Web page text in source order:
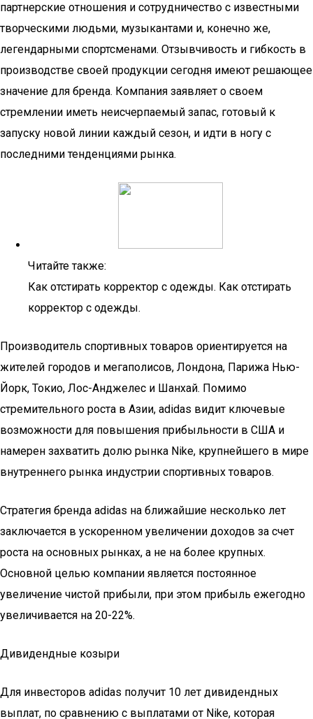
партнерские отношения и сотрудничество с известными
творческими людьми, музыкантами и, конечно же,
легендарными спортсменами. Отзывчивость и гибкость в
производстве своей продукции сегодня имеют решающее
значение для бренда. Компания заявляет о своем
стремлении иметь неисчерпаемый запас, готовый к
запуску новой линии каждый сезон, и идти в ногу с
последними тенденциями рынка.
Читайте также:
Как отстирать корректор с одежды. Как отстирать
корректор с одежды.
Производитель спортивных товаров ориентируется на
жителей городов и мегаполисов, Лондона, Парижа Нью-
Йорк, Токио, Лос-Анджелес и Шанхай. Помимо
стремительного роста в Азии, adidas видит ключевые
возможности для повышения прибыльности в США и
намерен захватить долю рынка Nike, крупнейшего в мире
внутреннего рынка индустрии спортивных товаров.
Стратегия бренда adidas на ближайшие несколько лет
заключается в ускоренном увеличении доходов за счет
роста на основных рынках, а не на более крупных.
Основной целью компании является постоянное
увеличение чистой прибыли, при этом прибыль ежегодно
увеличивается на 20-22%.
Дивидендные козыри
Для инвесторов adidas получит 10 лет дивидендных
выплат, по сравнению с выплатами от Nike, которая